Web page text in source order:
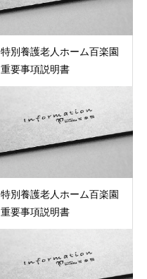
特別養護老人ホーム百楽園
重要事項説明書
特別養護老人ホーム百楽園
重要事項説明書